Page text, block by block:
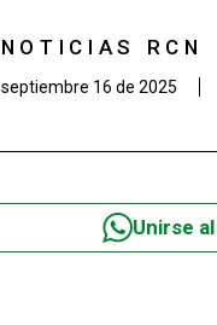
NOTICIAS RCN
septiembre 16 de 2025
Unirse